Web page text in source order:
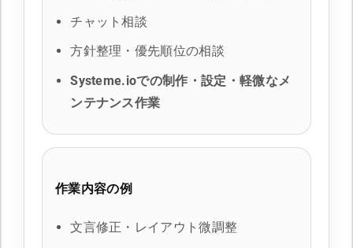
チャット相談
方針整理・優先順位の相談
Systeme.ioでの制作・設定・軽微なメ
ンテナンス作業
作業内容の例
文言修正・レイアウト微調整